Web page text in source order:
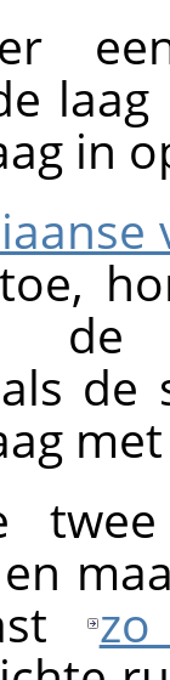
in
de
als de